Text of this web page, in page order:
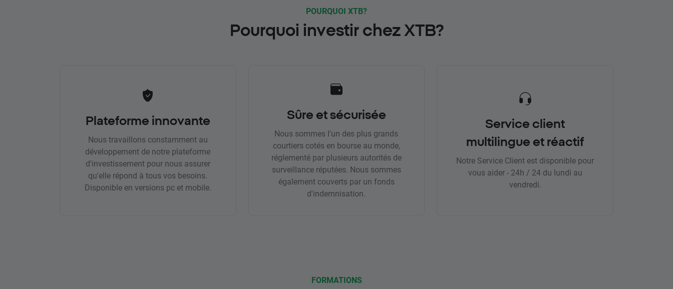
POURQUOI XTB?
Pourquoi investir chez XTB?
Plateforme innovante
Nous travaillons constamment au
développement de notre plateforme
d'investissement pour nous assurer
qu'elle répond à tous vos besoins.
Disponible en versions pc et mobile.
Sûre et sécurisée
Nous sommes l'un des plus grands
courtiers cotés en bourse au monde,
réglementé par plusieurs autorités de
surveillance réputées. Nous sommes
également couverts par un fonds
d'indemnisation.
Service client
multilingue et réactif
Notre Service Client est disponible pour
vous aider - 24h / 24 du lundi au
vendredi.
FORMATIONS